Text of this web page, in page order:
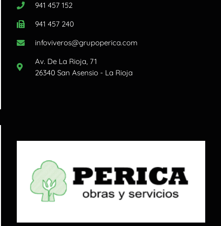
941 457 152
941 457 240
infoviveros@grupoperica.com
Av. De La Rioja, 71
26340 San Asensio - La Rioja